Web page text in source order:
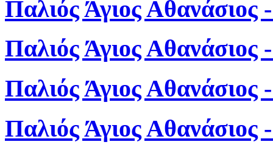
Παλιός Άγιος Αθανάσιος
Παλιός Άγιος Αθανάσιος
Παλιός Άγιος Αθανάσιος
Παλιός Άγιος Αθανάσιος